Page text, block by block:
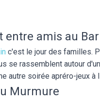
entre amis au
c'est le jour des familles.
se rassemblent autour
autre soirée apréro-jeux à
Murmure